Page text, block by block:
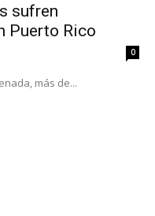
sufren
Puerto Rico
0
más de...